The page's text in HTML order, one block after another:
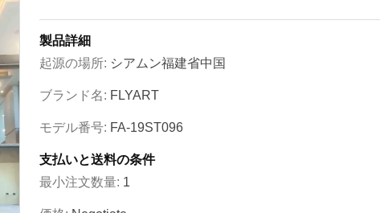
製品詳細
起源の場所: シアムン福建省中国
ブランド名: FLYART
モデル番号: FA-19ST096
支払いと送料の条件
最小注文数量: 1